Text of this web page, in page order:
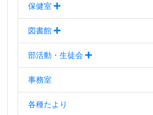
お奨めサイト